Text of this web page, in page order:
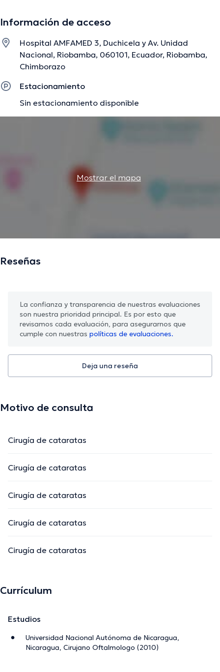
Información de acceso
Hospital AMFAMED 3, Duchicela y Av. Unidad
Nacional, Riobamba, 060101, Ecuador, Riobamba,
Chimborazo
Estacionamiento
Sin estacionamiento disponible
Mostrar el mapa
Reseñas
La confianza y transparencia de nuestras evaluaciones
son nuestra prioridad principal. Es por esto que
revisamos cada evaluación, para asegurarnos que
cumple con nuestras políticas de evaluaciones.
Deja una reseña
Motivo de consulta
Cirugía de cataratas
Cirugía de cataratas
Cirugía de cataratas
Cirugía de cataratas
Cirugía de cataratas
Currículum
Estudios
Universidad Nacional Autónoma de Nicaragua,
Nicaragua, Cirujano Oftalmologo (2010)